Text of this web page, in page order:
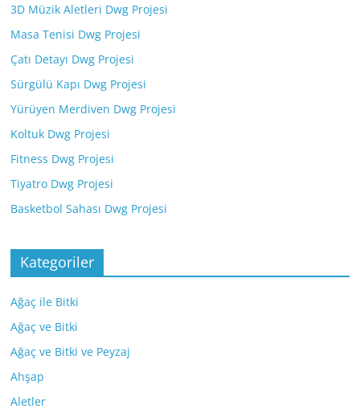
3D Müzik Aletleri Dwg Projesi
Masa Tenisi Dwg Projesi
Çatı Detayı Dwg Projesi
Sürgülü Kapı Dwg Projesi
Yürüyen Merdiven Dwg Projesi
Koltuk Dwg Projesi
Fitness Dwg Projesi
Tiyatro Dwg Projesi
Basketbol Sahası Dwg Projesi
Kategoriler
Ağaç ile Bitki
Ağaç ve Bitki
Ağaç ve Bitki ve Peyzaj
Ahşap
Aletler